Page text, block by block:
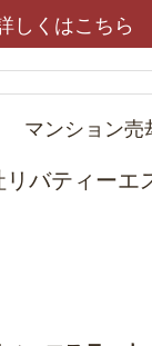
しくはこちら
マンション売